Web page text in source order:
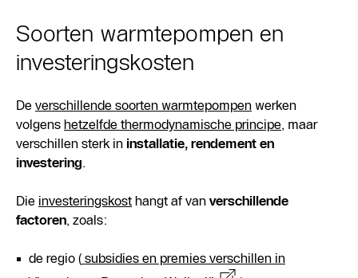
Soorten warmtepompen en
investeringskosten
De verschillende soorten warmtepompen werken
volgens hetzelfde thermodynamische principe, maar
verschillen sterk in installatie, rendement en
investering.
Die investeringskost hangt af van verschillende
factoren, zoals:
de regio ( subsidies en premies verschillen in